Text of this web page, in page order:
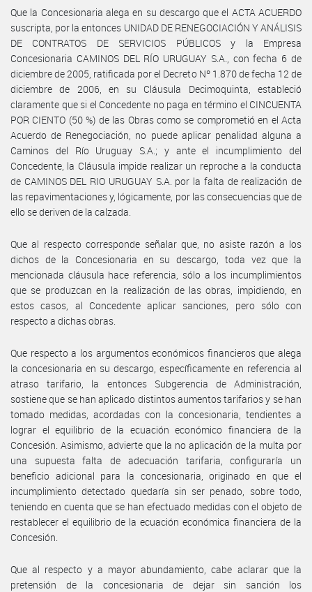
Que la Concesionaria alega en su descargo que el ACTA ACUERDO
suscripta, por la entonces UNIDAD DE RENEGOCIACIÓN Y ANÁLISIS
DE CONTRATOS DE SERVICIOS PÚBLICOS y la Empresa
Concesionaria CAMINOS DEL RÍO URUGUAY S.A., con fecha 6 de
diciembre de 2005, ratificada por el Decreto Nº 1.870 de fecha 12 de
diciembre de 2006, en su Cláusula Decimoquinta, estableció
claramente que si el Concedente no paga en término el CINCUENTA
POR CIENTO (50 %) de las Obras como se comprometió en el Acta
Acuerdo de Renegociación, no puede aplicar penalidad alguna a
Caminos del Río Uruguay S.A.; y ante el incumplimiento del
Concedente, la Cláusula impide realizar un reproche a la conducta
de CAMINOS DEL RIO URUGUAY S.A. por la falta de realización de
las repavimentaciones y, lógicamente, por las consecuencias que de
ello se deriven de la calzada.
Que al respecto corresponde señalar que, no asiste razón a los
dichos de la Concesionaria en su descargo, toda vez que la
mencionada cláusula hace referencia, sólo a los incumplimientos
que se produzcan en la realización de las obras, impidiendo, en
estos casos, al Concedente aplicar sanciones, pero sólo con
respecto a dichas obras.
Que respecto a los argumentos económicos financieros que alega
la concesionaria en su descargo, específicamente en referencia al
atraso tarifario, la entonces Subgerencia de Administración,
sostiene que se han aplicado distintos aumentos tarifarios y se han
tomado medidas, acordadas con la concesionaria, tendientes a
lograr el equilibrio de la ecuación económico financiera de la
Concesión. Asimismo, advierte que la no aplicación de la multa por
una supuesta falta de adecuación tarifaria, configuraría un
beneficio adicional para la concesionaria, originado en que el
incumplimiento detectado quedaría sin ser penado, sobre todo,
teniendo en cuenta que se han efectuado medidas con el objeto de
restablecer el equilibrio de la ecuación económica financiera de la
Concesión.
Que al respecto y a mayor abundamiento, cabe aclarar que la
pretensión de la concesionaria de dejar sin sanción los